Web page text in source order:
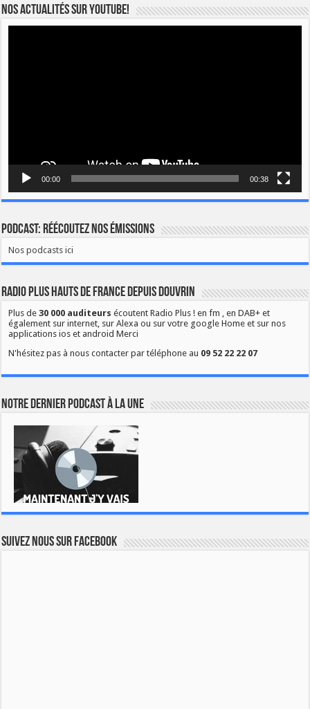
Nos actualités sur YOUTUBE!
00:00 00:38
Podcast: Réécoutez nos émissions
Nos podcasts ici
Radio Plus Hauts de France depuis Douvrin
Plus de30 000 auditeurs écoutent Radio Plus ! en fm , en DAB+ et
également sur internet, sur Alexa ou sur votre google Home et sur nos
applications ios et android Merci
N'hésitez pas à nous contacter par téléphone au 09 52 22 22 07
Notre dernier podcast à la une
Suivez nous sur Facebook